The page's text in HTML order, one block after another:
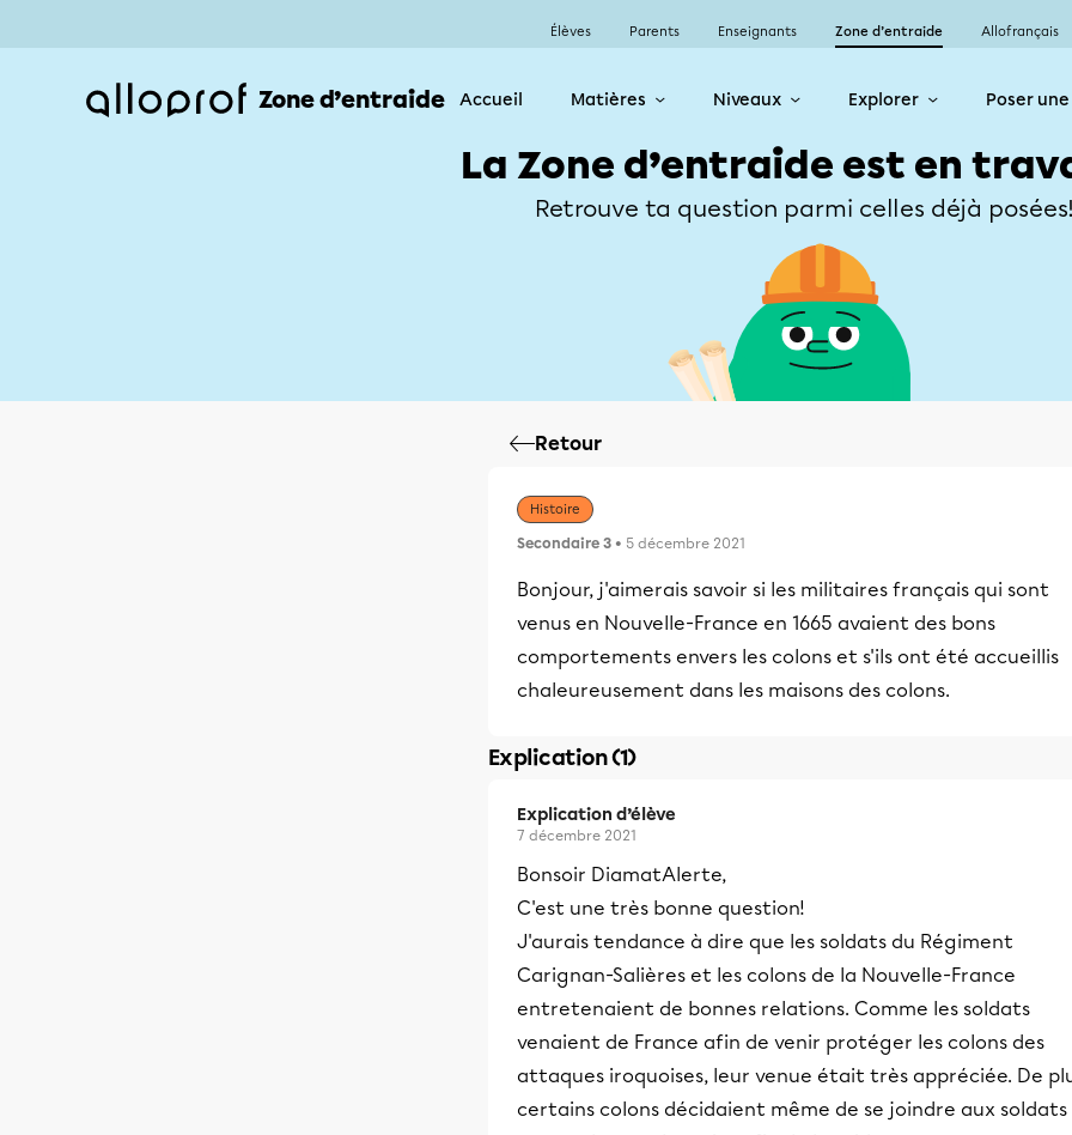
Élèves Parents Enseignants Zone d’entraide Allofrançais
Zone d’entraide Accueil Matières Niveaux Explorer Poser
La Zone d’entraide est en
Retrouve ta question parmi celles déjà
Retour
Histoire
Secondaire 3 • 5 décembre 2021
Bonjour, j'aimerais savoir si les militaires français qui sont
venus en Nouvelle-France en 1665 avaient des bons
comportements envers les colons et s'ils ont été accueillis
chaleureusement dans les maisons des colons.
Explication (1)
Explication d’élève
7 décembre 2021
Bonsoir DiamatAlerte,
C'est une très bonne question!
J'aurais tendance à dire que les soldats du Régiment
Carignan-Salières et les colons de la Nouvelle-France
entretenaient de bonnes relations. Comme les soldats
venaient de France afin de venir protéger les colons des
attaques iroquoises, leur venue était très appréciée. De
certains colons décidaient même de se joindre aux soldats